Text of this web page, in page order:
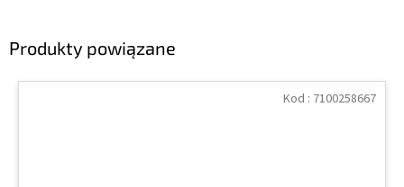
Produkty powiązane
Kod : 7100258667